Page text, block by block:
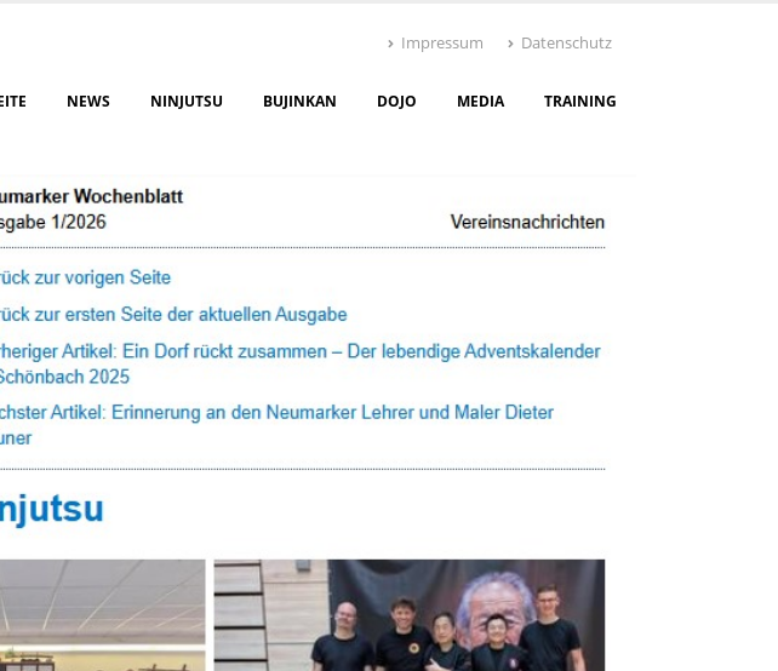
Impressum Datenschutz
NEWS NINJUTSU BUJINKAN DOJO MEDIA TRAINING